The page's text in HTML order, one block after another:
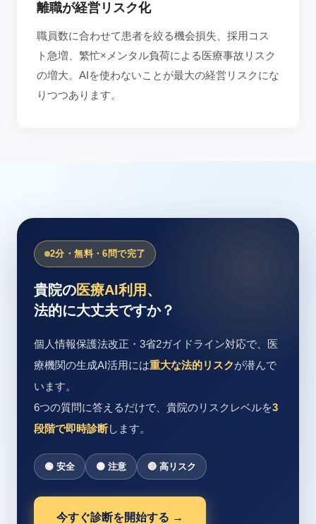
離職が経営リスク化
職員数に合わせて患者を絞る機会損失、採用コス
ト急増、繁忙×メンタル負荷による医療事故リスク
の増大。AIを使わないことが最大の経営リスクにな
りつつあります。
2分・無料・6問で完了
貴院の医療AI利用 、
法的に大丈夫ですか？
個人情報保護法改正・3省2ガイドライン対応で、医
療機関の生成AI活用には重大な法的リスクが潜んで
います。
6つの質問に答えるだけで、貴院のリスクレベルを3
段階で即時診断します。
🟢 安全 🟡 注意 🔴 高リスク
今すぐ診断を開始する →